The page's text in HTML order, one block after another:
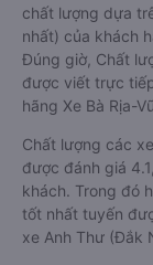
chất lượng dựa
nhất) của khách
Đúng giờ, Chất
được viết trực
hãng Xe Bà Rịa-
Chất lượng các
được đánh giá
khách. Trong đó
tốt nhất tuyến
xe Anh Thư (Đắk